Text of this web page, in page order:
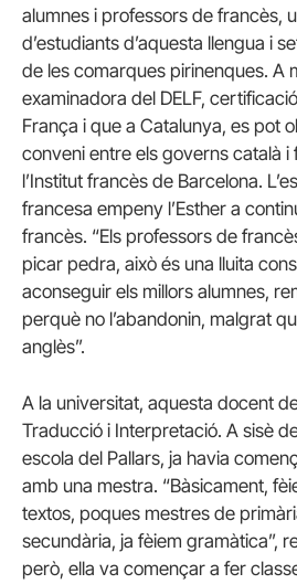
alumnes i professors de francès,
d’estudiants d’aquesta llengua i
de les comarques pirinenques. A
examinadora del DELF,
França i que a Catalunya, es pot
conveni entre els governs català
l’Institut francès de Barcelona.
francesa empeny l’Esther a
francès. “Els professors de
picar pedra, això és una lluita
aconseguir els millors alumnes,
perquè no l’abandonin, malgrat
anglès”.
A la universitat, aquesta docent
Traducció i Interpretació. A sisè
escola del Pallars, ja havia
amb una mestra. “Bàsicament,
textos, poques mestres de
secundària, ja fèiem gramàtica”,
però, ella va començar a fer